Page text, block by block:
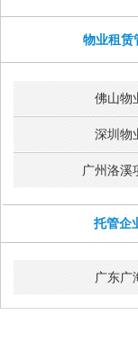
物业租赁
佛山物
深圳物
广州洛溪
托管企
广东广